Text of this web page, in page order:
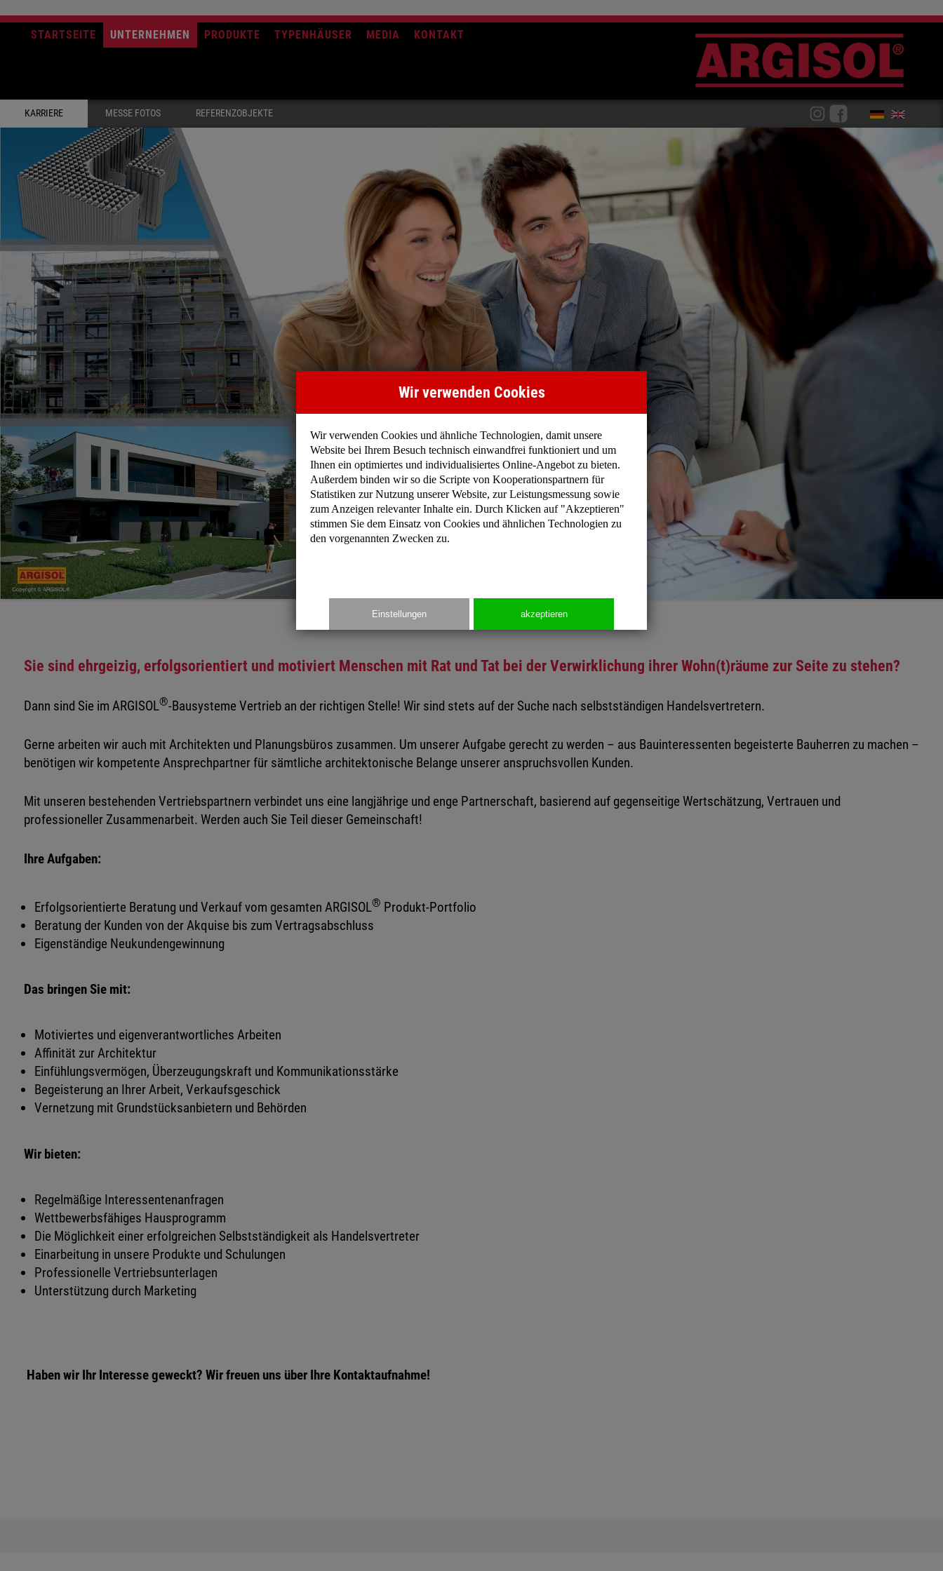
STARTSEITE UNTERNEHMEN PRODUKTE TYPENHÄUSER MEDIA KONTAKT
KARRIERE MESSE FOTOS REFERENZOBJEKTE
Sie sind ehrgeizig, erfolgsorientiert und motiviert Menschen mit Rat und Tat bei der Verwirklichung ihrer Wohn(t)räume zur Seite zu stehen?
Dann sind Sie im ARGISOL®-Bausysteme Vertrieb an der richtigen Stelle! Wir sind stets auf der Suche nach selbstständigen Handelsvertretern.
Gerne arbeiten wir auch mit Architekten und Planungsbüros zusammen. Um unserer Aufgabe gerecht zu werden – aus Bauinteressenten begeisterte Bauherren zu machen –
benötigen wir kompetente Ansprechpartner für sämtliche architektonische Belange unserer anspruchsvollen Kunden.
Mit unseren bestehenden Vertriebspartnern verbindet uns eine langjährige und enge Partnerschaft, basierend auf gegenseitige Wertschätzung, Vertrauen und
professioneller Zusammenarbeit. Werden auch Sie Teil dieser Gemeinschaft!
Ihre Aufgaben:
Erfolgsorientierte Beratung und Verkauf vom gesamten ARGISOL® Produkt-Portfolio
Beratung der Kunden von der Akquise bis zum Vertragsabschluss
Eigenständige Neukundengewinnung
Das bringen Sie mit:
Motiviertes und eigenverantwortliches Arbeiten
Affinität zur Architektur
Einfühlungsvermögen, Überzeugungskraft und Kommunikationsstärke
Begeisterung an Ihrer Arbeit, Verkaufsgeschick
Vernetzung mit Grundstücksanbietern und Behörden
Wir bieten:
Regelmäßige Interessentenanfragen
Wettbewerbsfähiges Hausprogramm
Die Möglichkeit einer erfolgreichen Selbstständigkeit als Handelsvertreter
Einarbeitung in unsere Produkte und Schulungen
Professionelle Vertriebsunterlagen
Unterstützung durch Marketing
Haben wir Ihr Interesse geweckt? Wir freuen uns über Ihre Kontaktaufnahme!
Wir verwenden Cookies
Wir verwenden Cookies und ähnliche Technologien, damit unsere
Website bei Ihrem Besuch technisch einwandfrei funktioniert und um
Ihnen ein optimiertes und individualisiertes Online-Angebot zu bieten.
Außerdem binden wir so die Scripte von Kooperationspartnern für
Statistiken zur Nutzung unserer Website, zur Leistungsmessung sowie
zum Anzeigen relevanter Inhalte ein. Durch Klicken auf "Akzeptieren"
stimmen Sie dem Einsatz von Cookies und ähnlichen Technologien zu
den vorgenannten Zwecken zu.
Einstellungen akzeptieren